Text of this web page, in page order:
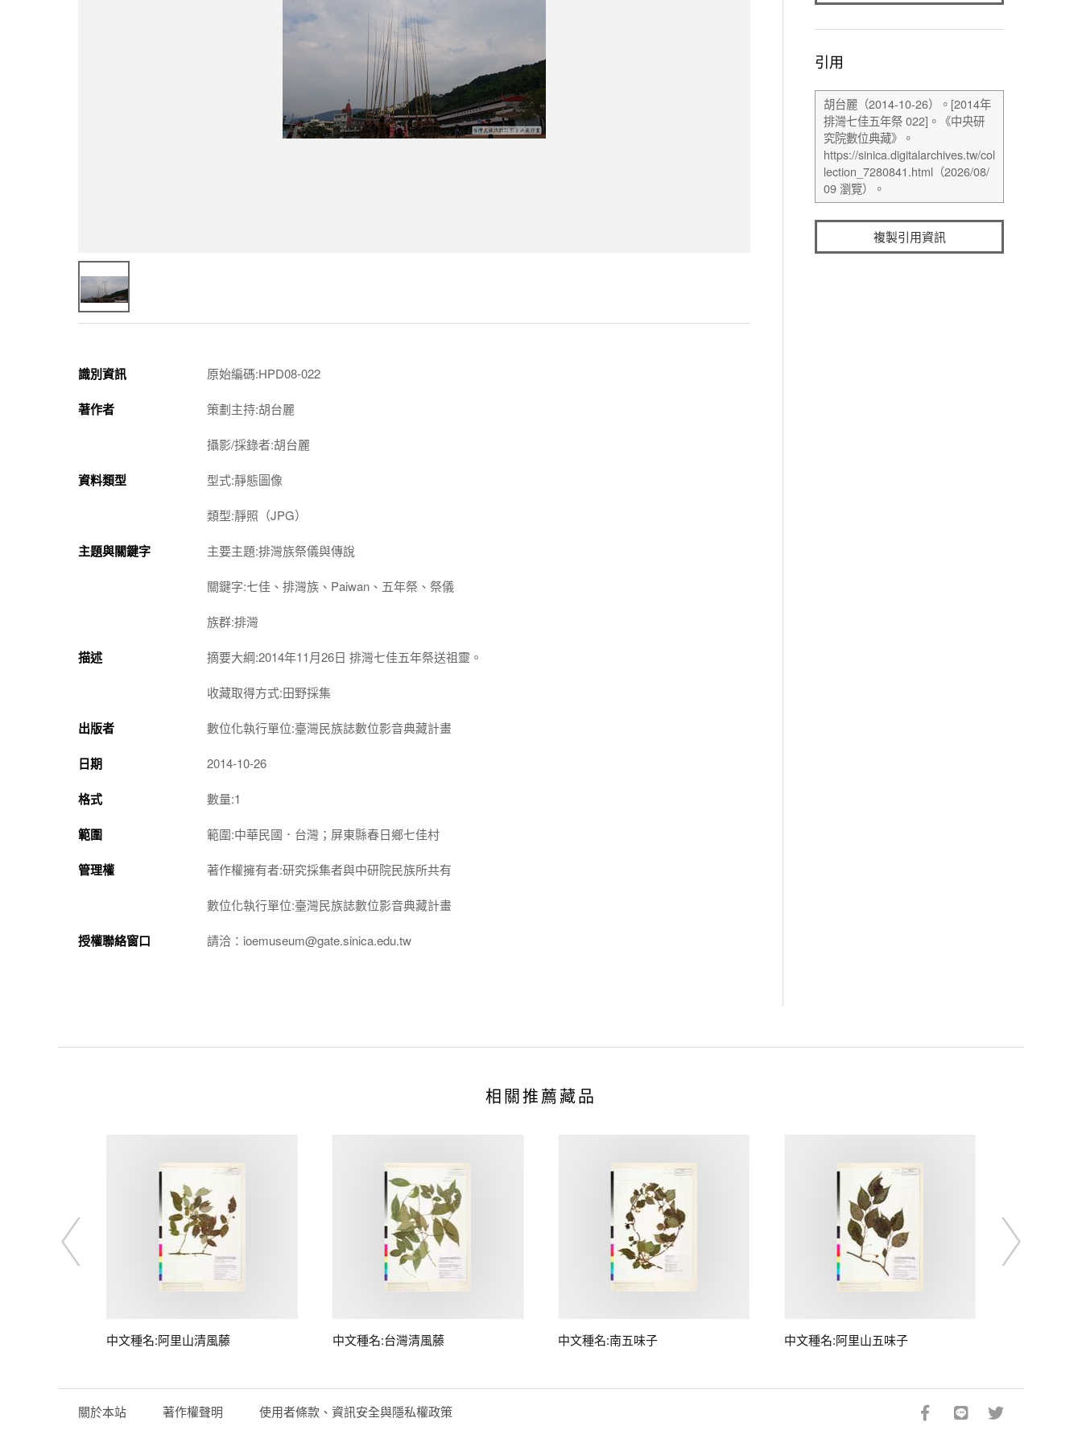
識別資訊 原始編碼:HPD08-022
著作者 策劃主持:胡台麗
攝影/採錄者:胡台麗
資料類型 型式:靜態圖像
類型:靜照（JPG）
主題與關鍵字 主要主題:排灣族祭儀與傳說
關鍵字:七佳、排灣族、Paiwan、五年祭、祭儀
族群:排灣
描述 摘要大綱:2014年11月26日 排灣七佳五年祭送祖靈。
收藏取得方式:田野採集
出版者 數位化執行單位:臺灣民族誌數位影音典藏計畫
日期 2014-10-26
格式 數量:1
範圍 範圍:中華民國．台灣；屏東縣春日鄉七佳村
管理權 著作權擁有者:研究採集者與中研院民族所共有
數位化執行單位:臺灣民族誌數位影音典藏計畫
授權聯絡窗口 請洽：ioemuseum@gate.sinica.edu.tw
引用
複製引用資訊
相關推薦藏品
中文種名:阿里山清風藤 中文種名:台灣清風藤 中文種名:南五味子 中文種名:阿里山五味子
關於本站 著作權聲明 使用者條款、資訊安全與隱私權政策